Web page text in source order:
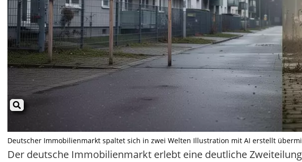
Deutscher Immobilienmarkt spaltet sich in zwei Welten Illustration mit AI erstellt
Der deutsche Immobilienmarkt erlebt eine deutliche